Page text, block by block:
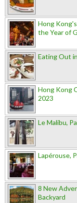
Hong
the Year of
Eating Out
Hong Kong
2023
Le Malibu,
Lapérouse,
8 New
Backyard